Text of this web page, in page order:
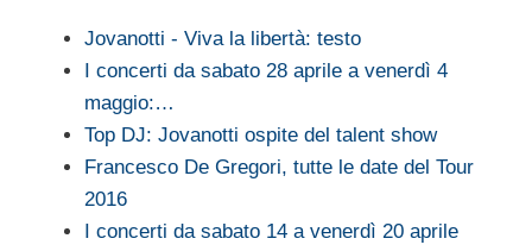
Jovanotti - Viva la libertà: testo
I concerti da sabato 28 aprile a venerdì 4
maggio:…
Top DJ: Jovanotti ospite del talent show
Francesco De Gregori, tutte le date del Tour
2016
I concerti da sabato 14 a venerdì 20 aprile